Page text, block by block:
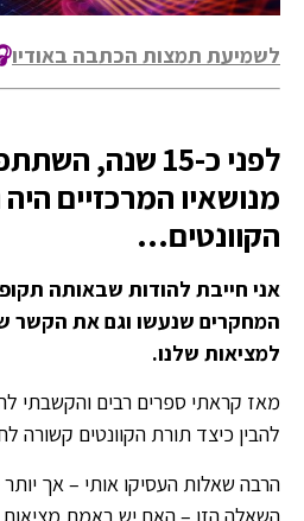
לשמיעת תמצות הכתבה באודיו
לפני כ-15
מנושאיו המרכזיים
הקוונטים…
אני חייבת להודות שבאותה
המחקרים שנעשו וגם את הקשר
למציאות שלנו.
מאז קראתי ספרים רבים והקשבתי
להבין כיצד תורת הקוונטים קשורה
הרבה שאלות העסיקו אותי – אך יותר
השאלה הזו – האם יש באמת